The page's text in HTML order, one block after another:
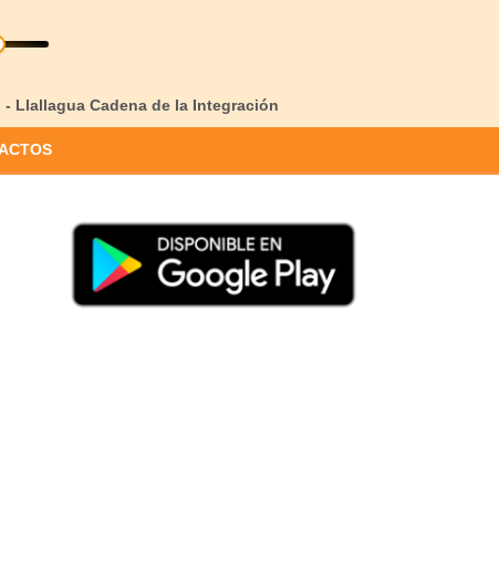
Llallagua Cadena de la Integración